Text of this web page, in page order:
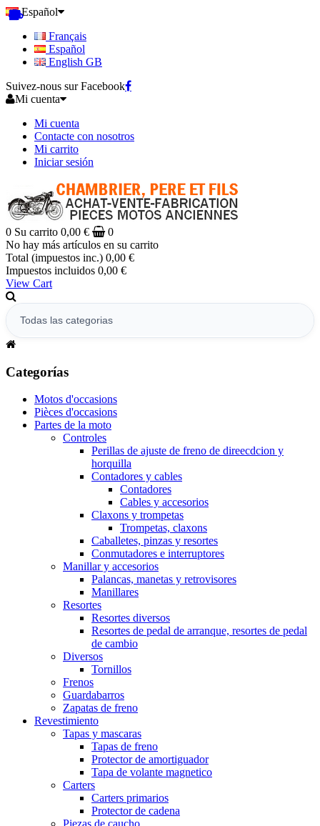
Español
Français
Español
English GB
Suivez-nous sur Facebook
Mi cuenta
Mi cuenta
Contacte con nosotros
Mi carrito
Iniciar sesión
0 Su carrito 0,00 €
0
No hay más artículos en su carrito
Total (impuestos inc.) 0,00 €
Impuestos incluidos 0,00 €
View Cart
Categorías
Motos d'occasions
Pièces d'occasions
Partes de la moto
Controles
Perillas de ajuste de freno de direecdcion y
horquilla
Contadores y cables
Contadores
Cables y accesorios
Claxons y trompetas
Trompetas, claxons
Caballetes, pinzas y resortes
Conmutadores e interruptores
Manillar y accesorios
Palancas, manetas y retrovisores
Manillares
Resortes
Resortes diversos
Resortes de pedal de arranque, resortes de pedal
de cambio
Diversos
Tornillos
Frenos
Guardabarros
Zapatas de freno
Revestimiento
Tapas y mascaras
Tapas de freno
Protector de amortiguador
Tapa de volante magnetico
Carters
Carters primarios
Protector de cadena